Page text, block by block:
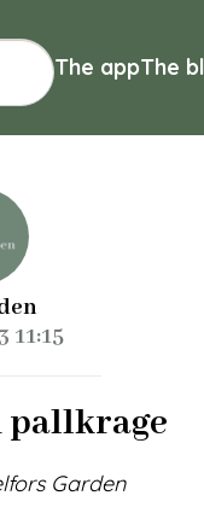
The appThe
11:15
pallkrage
Garden